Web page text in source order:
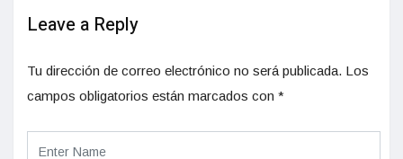
Leave a Reply
Tu dirección de correo electrónico no será publicada. Los
campos obligatorios están marcados con *